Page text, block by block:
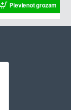
Pievienot grozam